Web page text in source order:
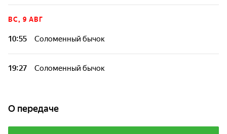
ВС, 9 АВГ
10:55 Соломенный бычок
19:27 Соломенный бычок
О передаче